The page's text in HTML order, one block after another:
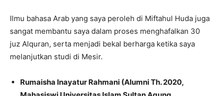
Ilmu bahasa Arab yang saya peroleh di Miftahul Huda juga
sangat membantu saya dalam proses menghafalkan 30
juz Alquran, serta menjadi bekal berharga ketika saya
melanjutkan studi di Mesir.
Rumaisha Inayatur Rahmani (Alumni Th. 2020,